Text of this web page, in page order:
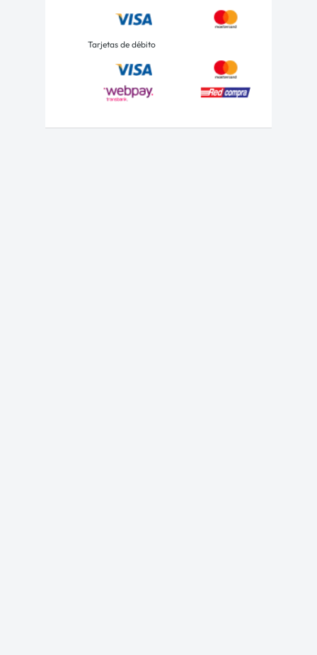
Tarjetas de débito